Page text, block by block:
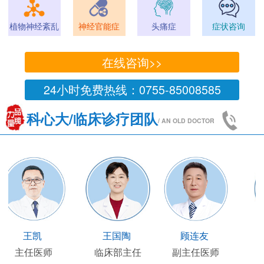
植物神经紊乱 神经官能症 头痛症 症状咨询
在线咨询>>
24小时免费热线：0755-85008585
科心大/临床诊疗团队/ AN OLD DOCTOR
王凯
主任医师
王国陶
临床部主任
顾连友
副主任医师